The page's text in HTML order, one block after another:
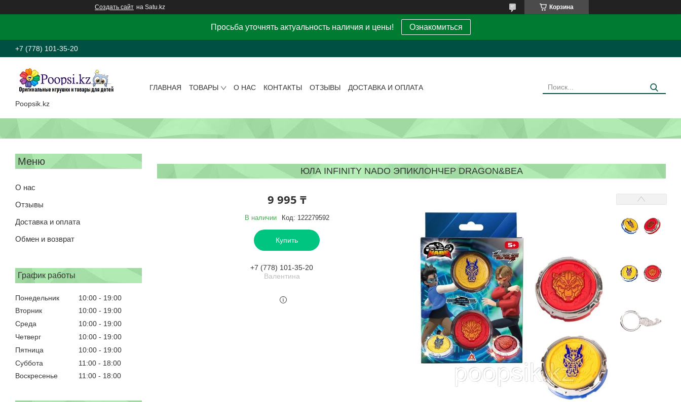
Создать сайт на Satu.kz Корзина
Просьба уточнять актуальность наличия и цены! Ознакомиться
+7 (778) 101-35-20
Poopsik.kz
ГЛАВНАЯ ТОВАРЫ О НАС КОНТАКТЫ ОТЗЫВЫ ДОСТАВКА И ОПЛАТА
О нас
Отзывы
Доставка и оплата
Обмен и возврат
График работы
Понедельник 10:00
19:00
Вторник
10:00
19:00
Среда
10:00
19:00
Четверг
10:00
19:00
Пятница
10:00
19:00
Суббота
11:00
18:00
Воскресенье
11:00 18:00
ЮЛА INFINITY NADO ЭПИКЛОНЧЕР DRAGON&BEA
9 995 ₸
В наличии Код: 122279592
Купить
+7 (778) 101-35-20
Валентина